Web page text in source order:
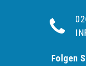
Folgen